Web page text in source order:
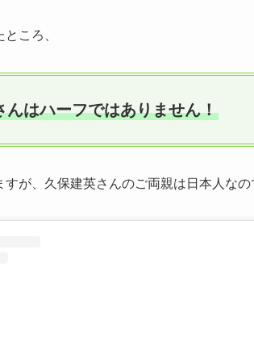
ころ、
んはハーフではありません！
が、久保建英さんのご両親は日本人なの